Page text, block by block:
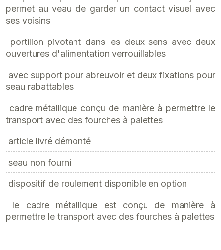
permet au veau de garder un contact visuel avec
ses voisins
 portillon pivotant dans les deux sens avec deux
ouvertures d'alimentation verrouillables
 avec support pour abreuvoir et deux fixations pour
seau rabattables
 cadre métallique conçu de manière à permettre le
transport avec des fourches à palettes
 article livré démonté
 seau non fourni
 dispositif de roulement disponible en option
 le cadre métallique est conçu de manière à
permettre le transport avec des fourches à palettes